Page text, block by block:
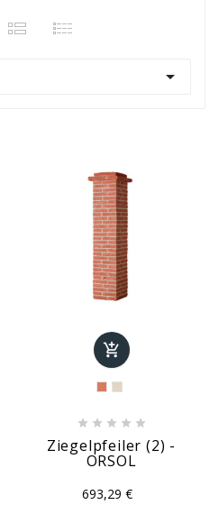


    
Ziegelpfeiler (2) -
ORSOL
693,29 €